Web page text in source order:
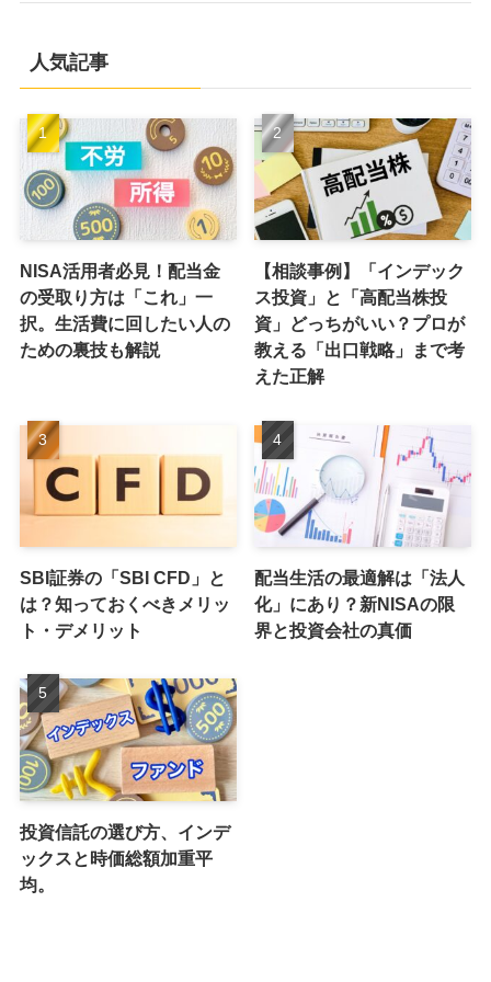
人気記事
NISA活用者必見！配当金
の受取り方は「これ」一
択。生活費に回したい人の
ための裏技も解説
【相談事例】「インデック
ス投資」と「高配当株投
資」どっちがいい？プロが
教える「出口戦略」まで考
えた正解
SBI証券の「SBI CFD」と
は？知っておくべきメリッ
ト・デメリット
配当生活の最適解は「法人
化」にあり？新NISAの限
界と投資会社の真価
投資信託の選び方、インデ
ックスと時価総額加重平
均。